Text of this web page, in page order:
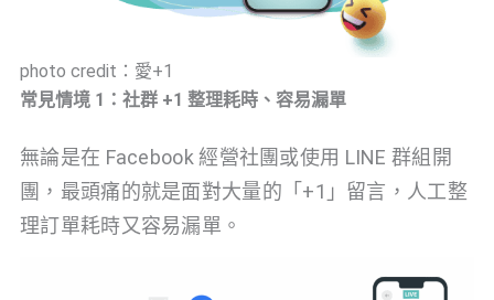
photo credit：愛+1
常見情境 1：社群 +1 整理耗時、容易漏單
無論是在 Facebook 經營社團或使用 LINE 群組開
團，最頭痛的就是面對大量的「+1」留言，人工整
理訂單耗時又容易漏單。